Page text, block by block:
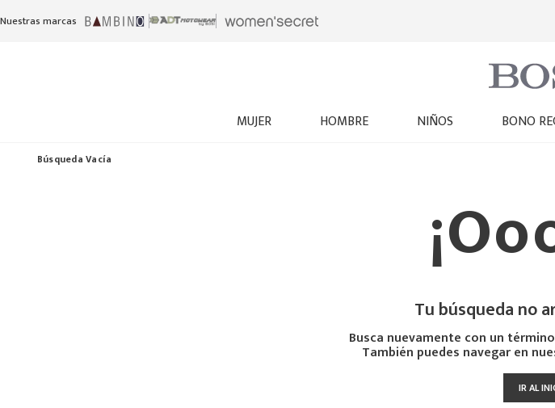
Nuestras marcas
MUJER HOMBRE NIÑOS BONO
Búsqueda Vacía
Tu búsqueda no
Busca nuevamente con un
También puedes navegar en
IR AL